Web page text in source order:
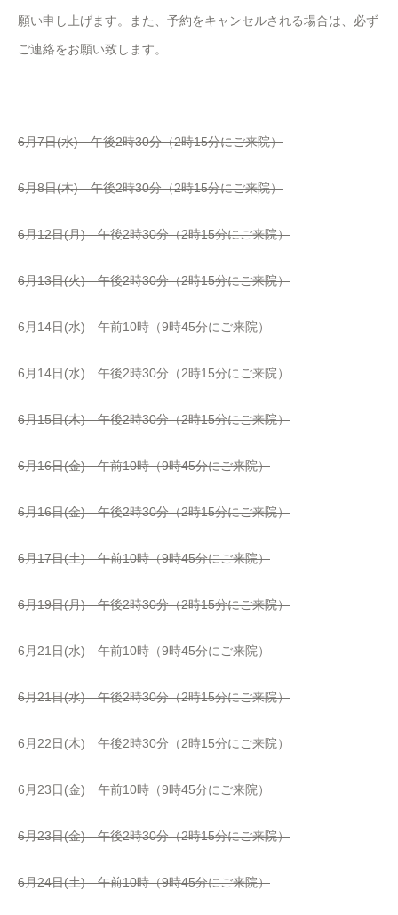
願い申し上げます。また、予約をキャンセルされる場合は、必ず
ご連絡をお願い致します。
6月7日(水) 午後2時30分（2時15分にご来院）
6月8日(木) 午後2時30分（2時15分にご来院）
6月12日(月) 午後2時30分（2時15分にご来院）
6月13日(火) 午後2時30分（2時15分にご来院）
6月14日(水) 午前10時（9時45分にご来院）
6月14日(水) 午後2時30分（2時15分にご来院）
6月15日(木) 午後2時30分（2時15分にご来院）
6月16日(金) 午前10時（9時45分にご来院）
6月16日(金) 午後2時30分（2時15分にご来院）
6月17日(土) 午前10時（9時45分にご来院）
6月19日(月) 午後2時30分（2時15分にご来院）
6月21日(水) 午前10時（9時45分にご来院）
6月21日(水) 午後2時30分（2時15分にご来院）
6月22日(木) 午後2時30分（2時15分にご来院）
6月23日(金) 午前10時（9時45分にご来院）
6月23日(金) 午後2時30分（2時15分にご来院）
6月24日(土) 午前10時（9時45分にご来院）